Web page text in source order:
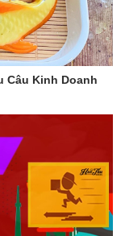
Câu Kinh Doanh